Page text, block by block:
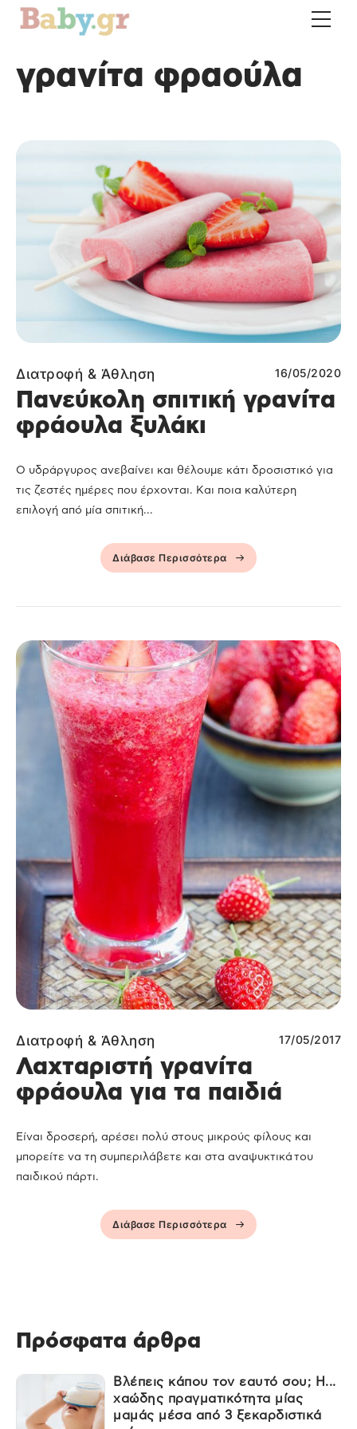
γρανίτα φραούλα
Διατροφή & Άθληση 16/05/2020
Πανεύκολη σπιτική γρανίτα
φράουλα ξυλάκι
Ο υδράργυρος ανεβαίνει και θέλουμε κάτι δροσιστικό για
τις ζεστές ημέρες που έρχονται. Και ποια καλύτερη
επιλογή από μία σπιτική...
Διάβασε Περισσότερα
Διατροφή & Άθληση 17/05/2017
Λαχταριστή γρανίτα
φράουλα για τα παιδιά
Είναι δροσερή, αρέσει πολύ στους μικρούς φίλους και
μπορείτε να τη συμπεριλάβετε και στα αναψυκτικά του
παιδικού πάρτι.
Διάβασε Περισσότερα
Πρόσφατα άρθρα
Βλέπεις κάπου τον εαυτό σου; Η...
χαώδης πραγματικότητα μίας
μαμάς μέσα από 3 ξεκαρδιστικά